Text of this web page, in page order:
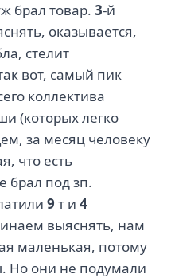
брал товар. 3-й
оказывается,
стелит
вот, самый пик
коллектива
(которых легко
за месяц человеку
что есть
брал под зп.
9 т и 4
выяснять, нам
маленькая, потому
Но они не подумали